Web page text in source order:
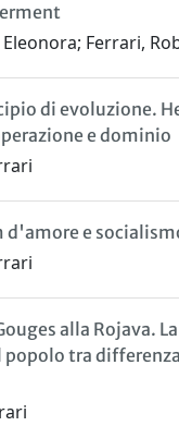
Ferrari,
di evoluzione.
e dominio
d'amore e
alla Rojava.
tra